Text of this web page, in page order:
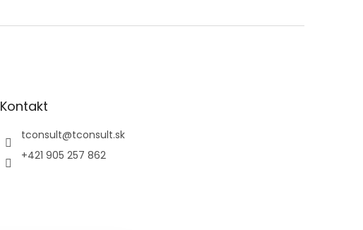
Kontakt
tconsult@tconsult.sk
+421 905 257 862